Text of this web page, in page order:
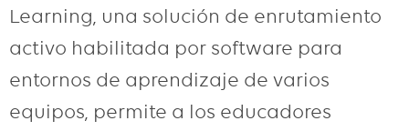
Learning, una solución de enrutamiento
activo habilitada por software para
entornos de aprendizaje de varios
equipos, permite a los educadores